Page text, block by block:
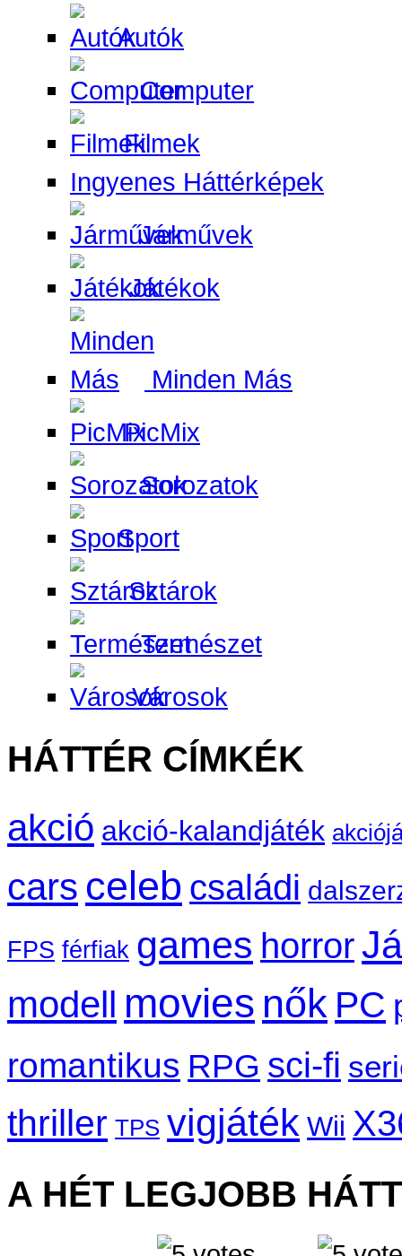
Autók
Computer
Filmek
Ingyenes Háttérképek
Járművek
Játékok
Minden Más
PicMix
Sorozatok
Sport
Sztárok
Természet
Városok
HÁTTÉR CÍMKÉK
akció akció-kalandjáték
cars celeb családi
FPS férfiak games horror
modell movies nők PC
romantikus RPG sci-fi
thriller TPS vigjáték Wii
A HÉT LEGJOBB